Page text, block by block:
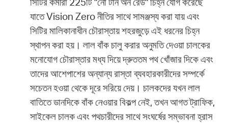
যাতে Vision Zero নীতির সাথে সামঞ্জস্য করা যায় এবং
সিটির মালিকানাধীন চৌরাস্তায় শহরজুড়ে এই ধরনের চিহ্ন
স্থাপন করা হয়। লাল বাঁক চালু করার অনুমতি দেওয়া চালকের
মনোযোগ চৌরাস্তার মধ্য দিয়ে দ্রুততম পথ খোঁজার দিকে এবং
তাদের আশেপাশের অন্যান্য রাস্তা ব্যবহারকারীদের সম্পর্কে
সচেতন হওয়া থেকে দূরে সরিয়ে দেয়। চালকদের যখন লাল
বাতিতে ডানদিকে বাঁক নেওয়ার বিকল্প নেই, তখন আগত ট্রাফিক,
সাইকেল চালক এবং পথচারীদের সাথে সংঘর্ষের সম্ভাবনা হ্রাস